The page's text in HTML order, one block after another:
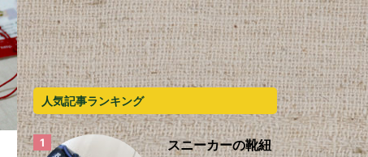
人気記事ランキング
スニーカーの靴紐